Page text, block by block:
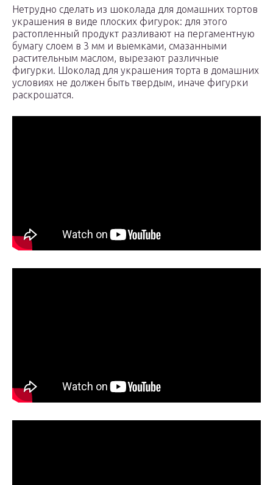
Нетрудно сделать из шоколада для домашних тортов
украшения в виде плоских фигурок: для этого
растопленный продукт разливают на пергаментную
бумагу слоем в 3 мм и выемками, смазанными
растительным маслом, вырезают различные
фигурки. Шоколад для украшения торта в домашних
условиях не должен быть твердым, иначе фигурки
раскрошатся.